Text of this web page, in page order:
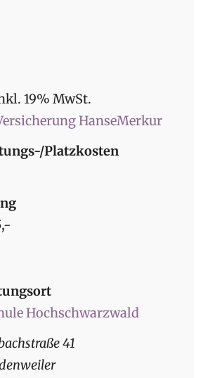
19% MwSt.
HanseMerkur
Platzkosten
Hochschwarzwald
41